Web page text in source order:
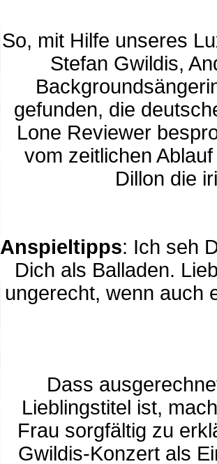
So, mit Hilfe unseres
Stefan Gwildis,
gefunden, die
Lone Reviewer
vom zeitlichen
Dillon die
Anspieltipps: Ich seh
Dich als Balladen.
ungerecht, wenn auch
Dass
Lieblingstitel ist,
Frau sorgfältig zu
Gwildis-Konzert als